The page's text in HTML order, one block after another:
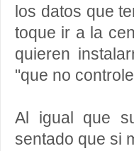
los datos que
toque ir a la
quieren
"que no
Al igual que
sentado que si